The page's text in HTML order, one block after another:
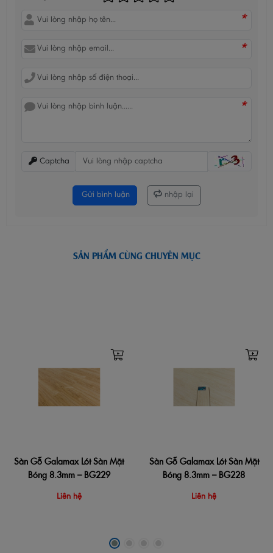
*
*
*
Captcha
Gửi bình luận nhập lại
SẢN PHẨM CÙNG CHUYÊN MỤC
Sàn Gỗ Galamax Lót Sàn Mặt
Bóng 8.3mm – BG229
Liên hệ
Sàn Gỗ Galamax Lót Sàn Mặt
Bóng 8.3mm – BG228
Liên hệ